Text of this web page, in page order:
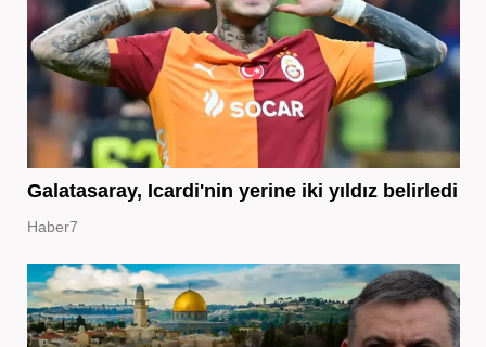
Galatasaray, Icardi'nin yerine iki yıldız belirledi
Haber7